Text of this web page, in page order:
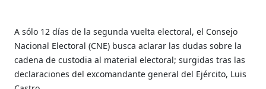
A sólo 12 días de la segunda vuelta electoral, el Consejo
Nacional Electoral (CNE) busca aclarar las dudas sobre la
cadena de custodia al material electoral; surgidas tras las
declaraciones del excomandante general del Ejército, Luis